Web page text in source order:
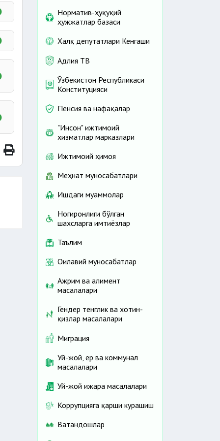
Норматив-ҳуқуқий
ҳужжатлар базаси
Халқ депутатлари Кенгаши
Адлия ТВ
Ўзбекистон Республикаси
Конституцияси
Пенсия ва нафақалар
"Инсон" ижтимоий
хизматлар марказлари
Ижтимоий ҳимоя
Меҳнат муносабатлари
Ишдаги муаммолар
Ногиронлиги бўлган
шахсларга имтиёзлар
Таълим
Оилавий муносабатлар
Ажрим ва алимент
масалалари
Гендер тенглик ва хотин-
қизлар масалалари
Миграция
Уй-жой, ер ва коммунал
масалалари
Уй-жой ижара масалалари
Коррупцияга қарши курашиш
Ватандошлар